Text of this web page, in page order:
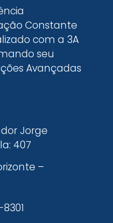
Constante
com a 3A
seu
Avançadas
Jorge
407
–